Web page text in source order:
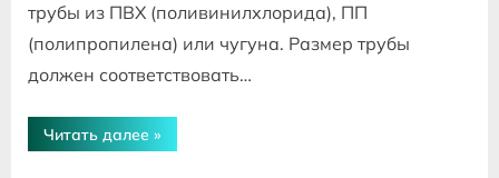
трубы из ПВХ (поливинилхлорида), ПП
(полипропилена) или чугуна. Размер трубы
должен соответствовать…
Читать далее “Канализация
для
»